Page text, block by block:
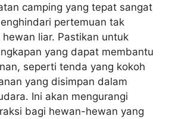
camping yang tepat sangat
pertemuan tak
liar. Pastikan untuk
yang dapat membantu
seperti tenda yang kokoh
yang disimpan dalam
Ini akan mengurangi
bagi hewan-hewan yang